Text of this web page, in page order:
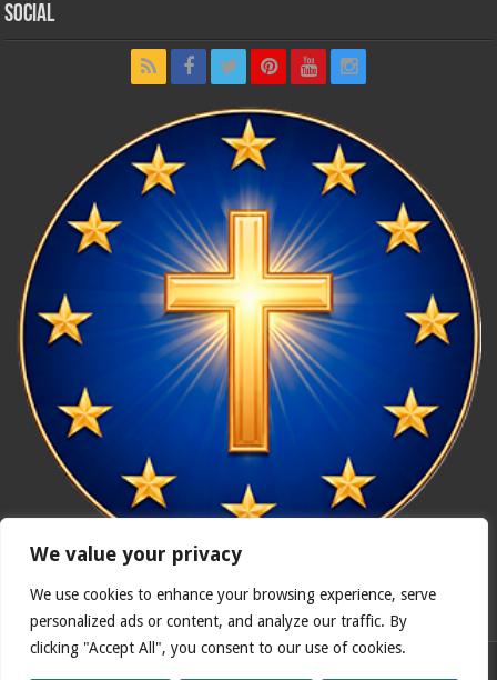
We value your privacy
We use cookies to enhance your browsing experience, serve
personalized ads or content, and analyze our traffic. By
clicking "Accept All", you consent to our use of cookies.
Social
In nómine Patris, et Fílii, et Spíritus Sancti. Amen.